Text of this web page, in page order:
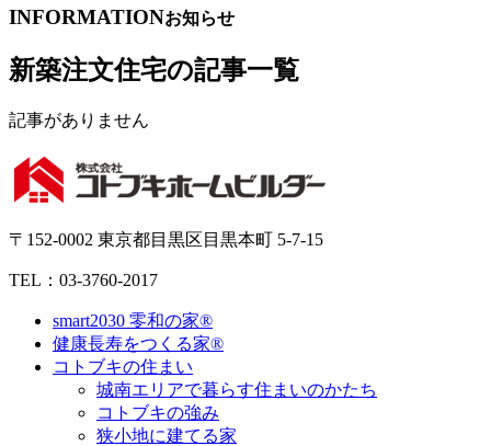
INFORMATIONお知らせ
新築注文住宅の記事一覧
記事がありません
〒152-0002 東京都目黒区目黒本町 5-7-15
TEL：03-3760-2017
smart2030 零和の家®
健康長寿をつくる家®
コトブキの住まい
城南エリアで暮らす住まいのかたち
コトブキの強み
狭小地に建てる家